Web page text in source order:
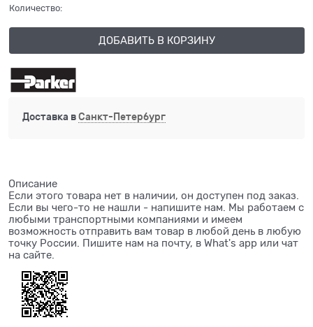
Количество:
ДОБАВИТЬ В КОРЗИНУ
Доставка вСанкт-Петербург
Описание
Если этого товара нет в наличии, он доступен под заказ.
Если вы чего-то не нашли - напишите нам. Мы работаем с
любыми транспортными компаниями и имеем
возможность отправить вам товар в любой день в любую
точку России. Пишите нам на почту, в What's app или чат
на сайте.